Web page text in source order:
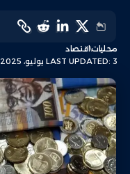
LAST UPDATED: 3 يوليو، 2025 5:30 م
محلياتاقتصاد